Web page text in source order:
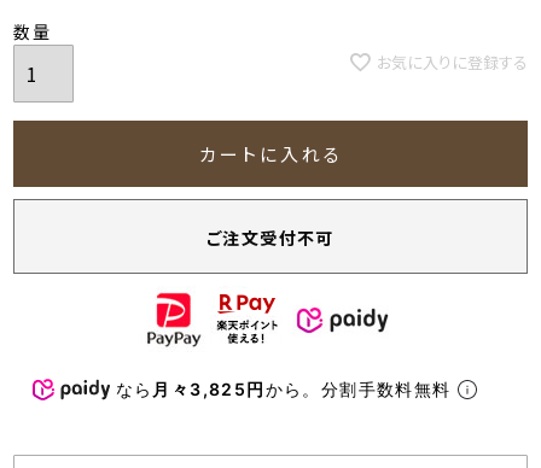
お気に入りに登録する
カートに入れる
ご注文受付不可
なら 月々3,825円から。分割手数料無料